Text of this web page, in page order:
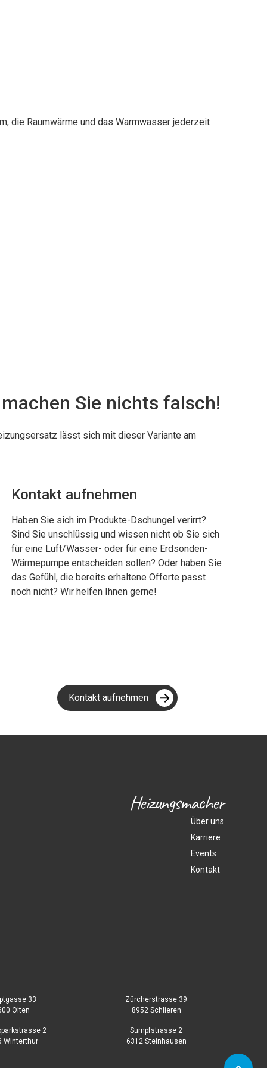
die Raumwärme und das Warmwasser jederzeit
Sie nichts falsch!
lässt sich mit dieser Variante am
Kontakt aufnehmen
Haben Sie sich im Produkte-Dschungel verirrt?
Sind Sie unschlüssig und wissen nicht ob Sie sich
für eine Luft/Wasser- oder für eine Erdsonden-
Wärmepumpe entscheiden sollen? Oder haben Sie
das Gefühl, die bereits erhaltene Offerte passt
noch nicht? Wir helfen Ihnen gerne!
Kontakt aufnehmen
Heizungsmacher
Über uns
Karriere
Events
Kontakt
33
Olten
Zürcherstrasse 39
8952 Schlieren
2
Winterthur
Sumpfstrasse 2
6312 Steinhausen